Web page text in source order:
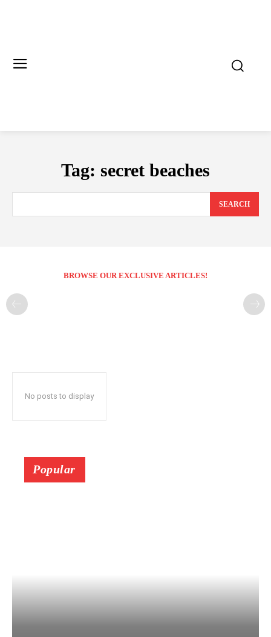
Tag: secret beaches
SEARCH
BROWSE OUR EXCLUSIVE ARTICLES!
No posts to display
Popular